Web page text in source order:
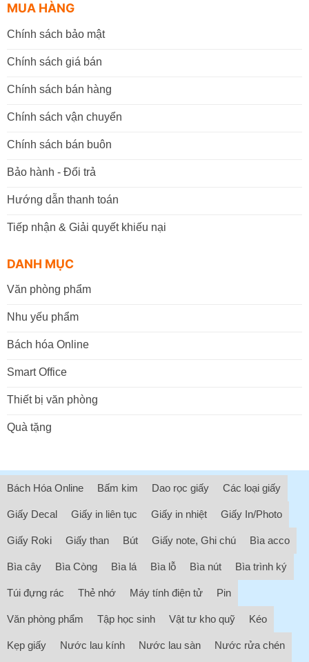
MUA HÀNG
Chính sách bảo mật
Chính sách giá bán
Chính sách bán hàng
Chính sách vận chuyển
Chính sách bán buôn
Bảo hành - Đổi trả
Hướng dẫn thanh toán
Tiếp nhận & Giải quyết khiếu nại
DANH MỤC
Văn phòng phẩm
Nhu yếu phẩm
Bách hóa Online
Smart Office
Thiết bị văn phòng
Quà tặng
Bách Hóa Online Bấm kim Dao rọc giấy Các loại giấy
Giấy Decal Giấy in liên tục Giấy in nhiệt Giấy In/Photo
Giấy Roki Giấy than Bút Giấy note, Ghi chú Bìa acco
Bìa cây Bìa Còng Bìa lá Bìa lỗ Bìa nút Bìa trình ký
Túi đựng rác Thẻ nhớ Máy tính điện tử Pin
Văn phòng phẩm Tập học sinh Vật tư kho quỹ Kéo
Kẹp giấy Nước lau kính Nước lau sàn Nước rửa chén